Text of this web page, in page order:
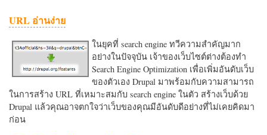
URL อ่านง่าย
ในยุคที่ search engine ทวีความสำคัญมาก
อย่างในปัจจุบัน เจ้าของเว็บไซต์ต่างต้องทำ
Search Engine Optimization เพื่อเพิ่มอันดับเว็บ
ของตัวเอง Drupal มาพร้อมกับความสามารถ
ในการสร้าง URL ที่เหมาะสมกับ search engine ในตัว สร้างเว็บด้วย
Drupal แล้วคุณอาจตกใจว่าเว็บของคุณมีอันดับดีอย่างที่ไม่เคยคิดมา
ก่อน